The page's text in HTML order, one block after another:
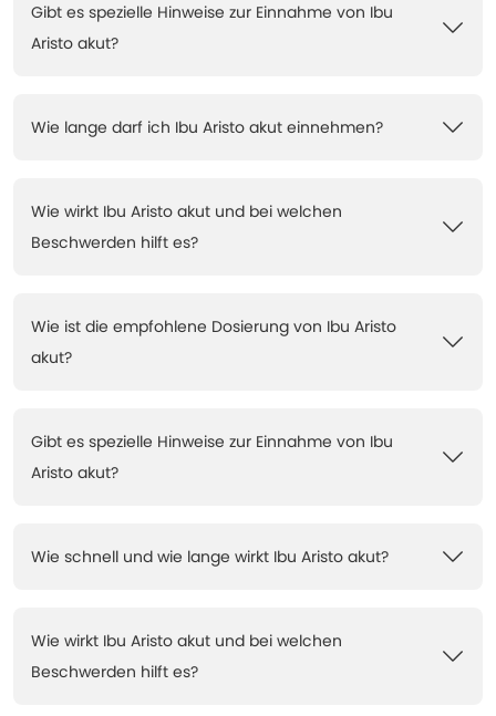
Gibt es spezielle Hinweise zur Einnahme von Ibu
Aristo akut?
Wie lange darf ich Ibu Aristo akut einnehmen?
Wie wirkt Ibu Aristo akut und bei welchen
Beschwerden hilft es?
Wie ist die empfohlene Dosierung von Ibu Aristo
akut?
Gibt es spezielle Hinweise zur Einnahme von Ibu
Aristo akut?
Wie schnell und wie lange wirkt Ibu Aristo akut?
Wie wirkt Ibu Aristo akut und bei welchen
Beschwerden hilft es?